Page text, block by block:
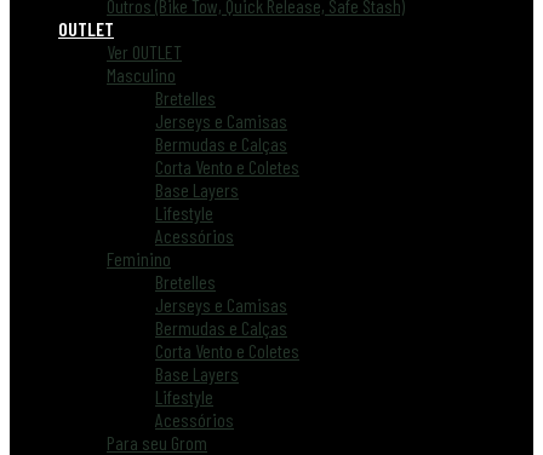
Outros (Bike Tow, Quick Release, Safe Stash)
OUTLET
Ver OUTLET
Masculino
Bretelles
Jerseys e Camisas
Bermudas e Calças
Corta Vento e Coletes
Base Layers
Lifestyle
Acessórios
Feminino
Bretelles
Jerseys e Camisas
Bermudas e Calças
Corta Vento e Coletes
Base Layers
Lifestyle
Acessórios
Para seu Grom